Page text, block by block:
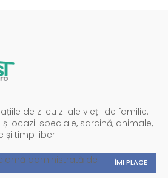
de zi cu zi ale vieții de familie:
ocazii speciale, sarcină, animale,
și timp liber.
ÎMI PLACE
administrată de